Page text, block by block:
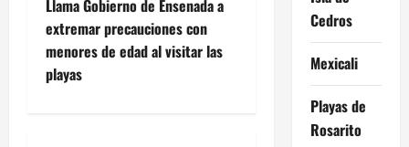
n
a
Llama Gobierno de Ensenada a
extremar precauciones con
menores de edad al visitar las
playas
Cedros
Mexicali
Playas de
Rosarito